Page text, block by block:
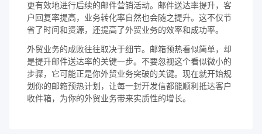
更有效地进行后续的邮件营销活动。邮件送达率提升，客
户回复率提高，业务转化率自然也会随之提升。这不仅节
省了时间和资源，还提高了外贸业务的效率和成功率。
外贸业务的成败往往取决于细节。邮箱预热看似简单，却
是提升邮件送达率的关键一步。不要忽视这个看似微小的
步骤，它可能正是你外贸业务突破的关键。现在就开始规
划你的邮箱预热计划，让每一封开发信都能顺利抵达客户
收件箱，为你的外贸业务带来实质性的增长。